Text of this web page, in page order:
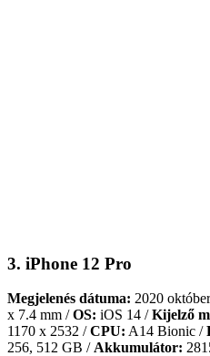
3. iPhone 12 Pro
Megjelenés dátuma: 2020
x 7.4 mm /OS: iOS 14 /Kijelző
1170 x 2532 /CPU: A14 Bionic /
256, 512 GB / Akkumulátor: